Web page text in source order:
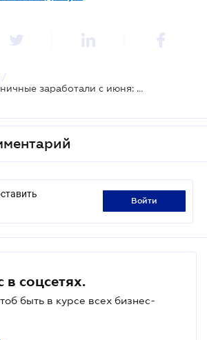
/
Электронные больничные заработали с июня: действует переходная модель
войти
в соцсетях.
быть в курсе всех бизнес-